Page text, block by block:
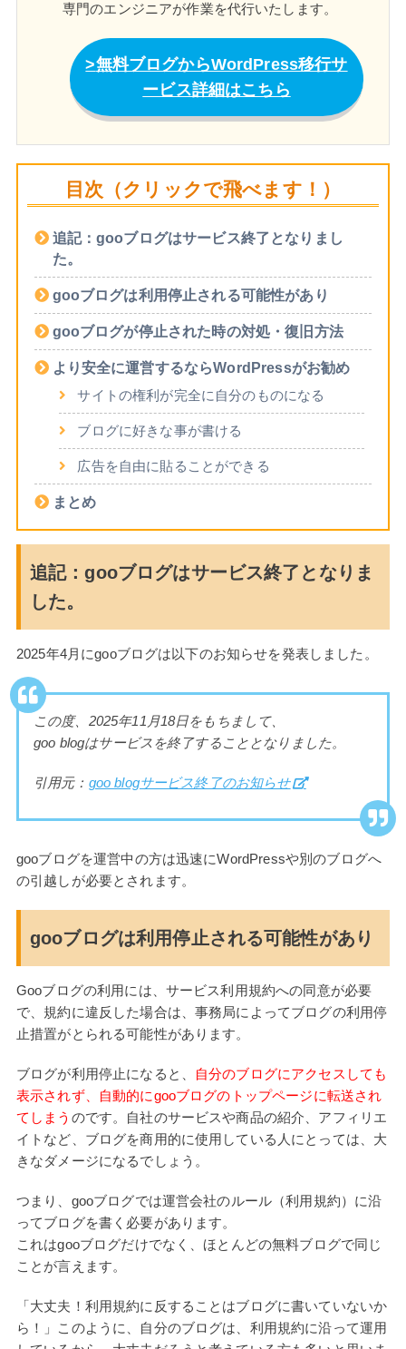
専門のエンジニアが作業を代行いたします。
無料ブログからWordPress移行サ
ービス詳細はこちら
目次（クリックで飛べます！）
追記：gooブログはサービス終了となりまし
た。
gooブログは利用停止される可能性があり
gooブログが停止された時の対処・復旧方法
より安全に運営するならWordPressがお勧め
サイトの権利が完全に自分のものになる
ブログに好きな事が書ける
広告を自由に貼ることができる
まとめ
追記：gooブログはサービス終了となりま
した。
2025年4月にgooブログは以下のお知らせを発表しました。
この度、2025年11月18日をもちまして、
goo blogはサービスを終了することとなりました。
引用元： goo blogサービス終了のお知らせ
gooブログを運営中の方は迅速にWordPressや別のブログへ
の引越しが必要とされます。
gooブログは利用停止される可能性があり
Gooブログの利用には、サービス利用規約への同意が必要
で、規約に違反した場合は、事務局によってブログの利用停
止措置がとられる可能性があります。
ブログが利用停止になると、
自分のブログにアクセスしても
表示されず、自動的にgooブログのトップページに転送され
てしまう のです。自社のサービスや商品の紹介、アフィリエ
イトなど、ブログを商用的に使用している人にとっては、大
きなダメージになるでしょう。
つまり、gooブログでは運営会社のルール（利用規約）に沿
ってブログを書く必要があります。
これはgooブログだけでなく、ほとんどの無料ブログで同じ
ことが言えます。
「大丈夫！利用規約に反することはブログに書いていないか
ら！」このように、自分のブログは、利用規約に沿って運用